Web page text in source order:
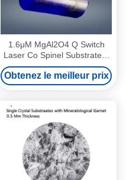
1.6μM MgAl2O4 Q Switch
Laser Co Spinel Substrate à
cristal unique
Obtenez le meilleur prix